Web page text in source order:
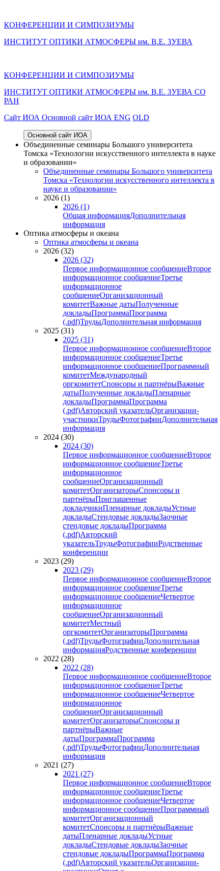
КОНФЕРЕНЦИИ И СИМПОЗИУМЫ
ИНСТИТУТ ОПТИКИ АТМОСФЕРЫ им. В.Е. ЗУЕВА
КОНФЕРЕНЦИИ И СИМПОЗИУМЫ
ИНСТИТУТ ОПТИКИ АТМОСФЕРЫ им. В.Е. ЗУЕВА СО
РАН
Cайт ИОА Основной сайт ИОА ENG OLD
Основной сайт ИОА
Объединенные семинары Большого университета
Томска «Технологии искусственного интеллекта в науке
и образовании»
Объединенные семинары Большого университета
Томска «Технологии искусственного интеллекта в
науке и образовании»
2026 (1)
2026 (1)
Общая информацияДополнительная
информация
Оптика атмосферы и океана
Оптика атмосферы и океана
2026 (32)
2026 (32)
Первое информационное сообщениеВторое
информационное сообщениеТретье
информационное
сообщениеОрганизационный
комитетВажные датыПолученные
докладыПрограммаПрограмма
(.pdf)ТрудыДополнительная информация
2025 (31)
2025 (31)
Первое информационное сообщениеВторое
информационное сообщениеТретье
информационное сообщениеПрограммный
комитетМеждународный
оргкомитетСпонсоры и партнёрыВажные
датыПолученные докладыПленарные
докладыПрограммаПрограмма
(.pdf)Авторский указательОрганизации-
участникиТрудыФотографииДополнительная
информация
2024 (30)
2024 (30)
Первое информационное сообщениеВторое
информационное сообщениеТретье
информационное
сообщениеОрганизационный
комитетОрганизаторыСпонсоры и
партнёрыПриглашенные
докладчикиПленарные докладыУстные
докладыСтендовые докладыЗаочные
стендовые докладыПрограмма
(.pdf)Авторский
указательТрудыФотографииРодственные
конференции
2023 (29)
2023 (29)
Первое информационное сообщениеВторое
информационное сообщениеТретье
информационное сообщениеЧетвертое
информационное
сообщениеОрганизационный
комитетМестный
оргкомитетОрганизаторыПрограмма
(.pdf)ТрудыФотографииДополнительная
информацияРодственные конференции
2022 (28)
2022 (28)
Первое информационное сообщениеВторое
информационное сообщениеТретье
информационное сообщениеЧетвертое
информационное
сообщениеОрганизационный
комитетОрганизаторыСпонсоры и
партнёрыВажные
датыПрограммаПрограмма
(.pdf)ТрудыФотографииДополнительная
информация
2021 (27)
2021 (27)
Первое информационное сообщениеВторое
информационное сообщениеТретье
информационное сообщениеЧетвертое
информационное сообщениеПрограммный
комитетОрганизационный
комитетСпонсоры и партнёрыВажные
датыПленарные докладыУстные
докладыСтендовые докладыЗаочные
стендовые докладыПрограммаПрограмма
(.pdf)Авторский указательОрганизации-